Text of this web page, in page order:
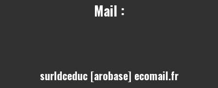
Mail :
surldceduc [arobase] ecomail.fr